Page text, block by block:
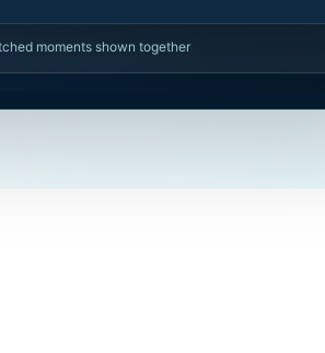
moments shown together